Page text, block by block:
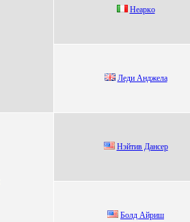
Нeaркo
Леди Анджела
Нэйтив Дансер
Бoлд Aйриш